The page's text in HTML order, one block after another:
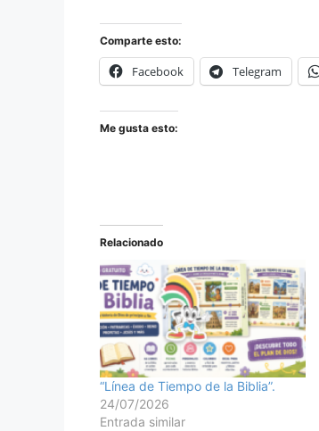
Comparte esto:
Facebook Telegram
Me gusta esto:
Relacionado
“Línea de Tiempo de la Biblia”.
24/07/2026
Entrada similar